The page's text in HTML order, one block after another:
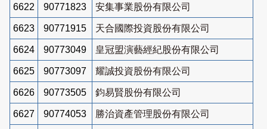
6622 90771823 安集事業股份有限公司
6623 90771915 天合國際投資股份有限公司
6624 90773049 皇冠盟演藝經紀股份有限公司
6625 90773097 耀誠投資股份有限公司
6626 90773505 鈞易賢股份有限公司
6627 90774053 勝治資產管理股份有限公司